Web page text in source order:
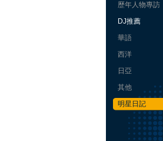
歷年人物專訪
DJ推薦
華語
西洋
日亞
其他
明星日記